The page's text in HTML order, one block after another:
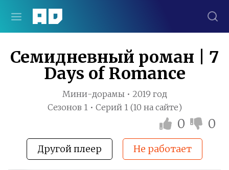
Семидневный роман | 7
Days of Romance
Мини-дорамы • 2019 год
Сезонов 1 • Серий 1 (10 на сайте)
0 0
Другой плеер Не работает